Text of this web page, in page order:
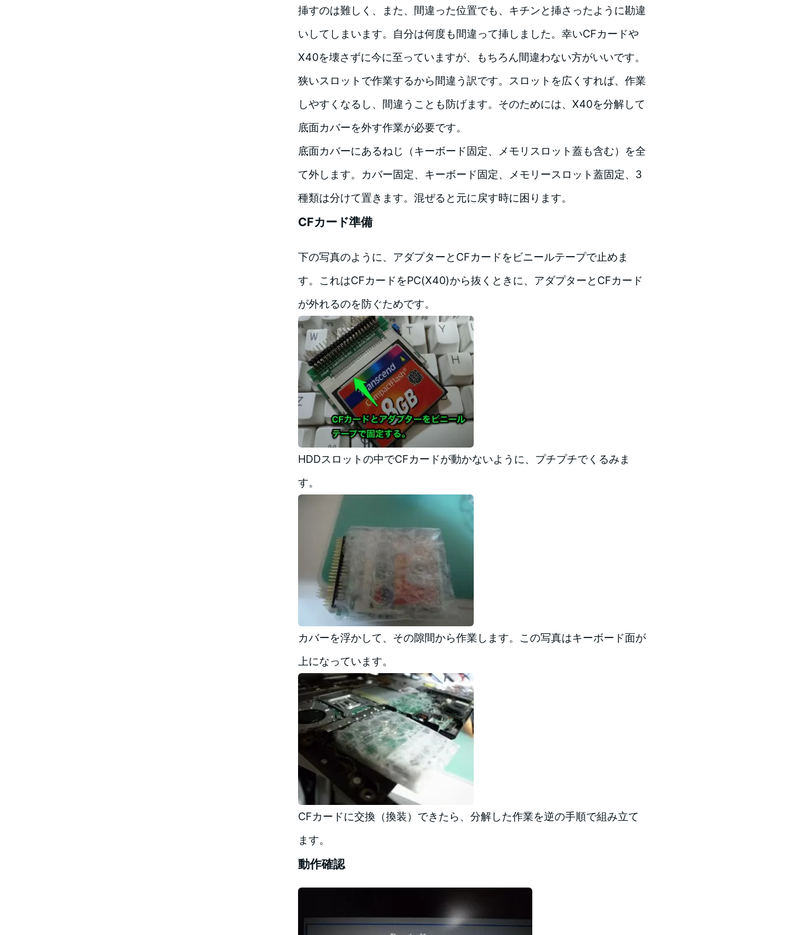
挿すのは難しく、また、間違った位置でも、キチンと挿さったように勘違
いしてしまいます。自分は何度も間違って挿しました。幸いCFカードや
X40を壊さずに今に至っていますが、もちろん間違わない方がいいです。
狭いスロットで作業するから間違う訳です。スロットを広くすれば、作業
しやすくなるし、間違うことも防げます。そのためには、X40を分解して
底面カバーを外す作業が必要です。
底面カバーにあるねじ（キーボード固定、メモリスロット蓋も含む）を全
て外します。カバー固定、キーボード固定、メモリースロット蓋固定、3
種類は分けて置きます。混ぜると元に戻す時に困ります。
CFカード準備
下の写真のように、アダプターとCFカードをビニールテープで止めま
す。これはCFカードをPC(X40)から抜くときに、アダプターとCFカード
が外れるのを防ぐためです。
HDDスロットの中でCFカードが動かないように、プチプチでくるみま
す。
カバーを浮かして、その隙間から作業します。この写真はキーボード面が
上になっています。
CFカードに交換（換装）できたら、分解した作業を逆の手順で組み立て
ます。
動作確認